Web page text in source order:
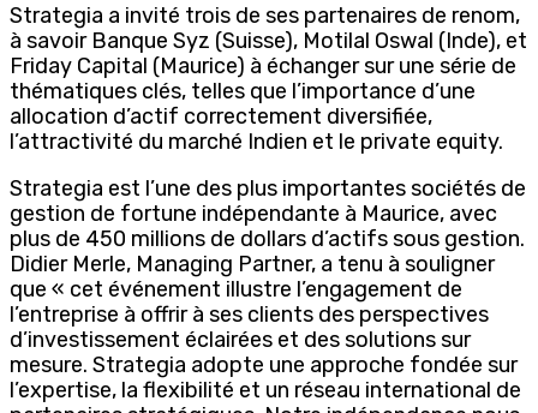
Strategia a invité trois de ses partenaires de renom,
à savoir Banque Syz (Suisse), Motilal Oswal (Inde), et
Friday Capital (Maurice) à échanger sur une série de
thématiques clés, telles que l’importance d’une
allocation d’actif correctement diversifiée,
l’attractivité du marché Indien et le private equity.
Strategia est l’une des plus importantes sociétés de
gestion de fortune indépendante à Maurice, avec
plus de 450 millions de dollars d’actifs sous gestion.
Didier Merle, Managing Partner, a tenu à souligner
que « cet événement illustre l’engagement de
l’entreprise à offrir à ses clients des perspectives
d’investissement éclairées et des solutions sur
mesure. Strategia adopte une approche fondée sur
l’expertise, la flexibilité et un réseau international de